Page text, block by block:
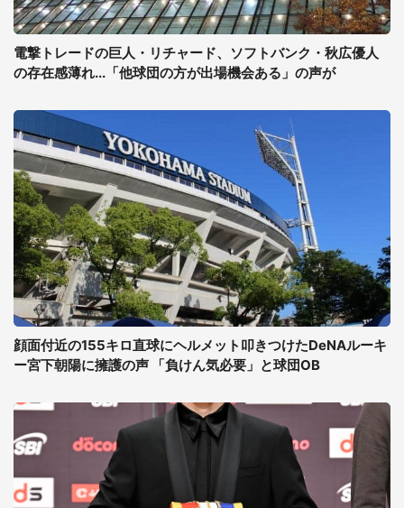
電撃トレードの巨人・リチャード、ソフトバンク・秋広優人
の存在感薄れ...「他球団の方が出場機会ある」の声が
顔面付近の155キロ直球にヘルメット叩きつけたDeNAルーキ
ー宮下朝陽に擁護の声 「負けん気必要」と球団OB